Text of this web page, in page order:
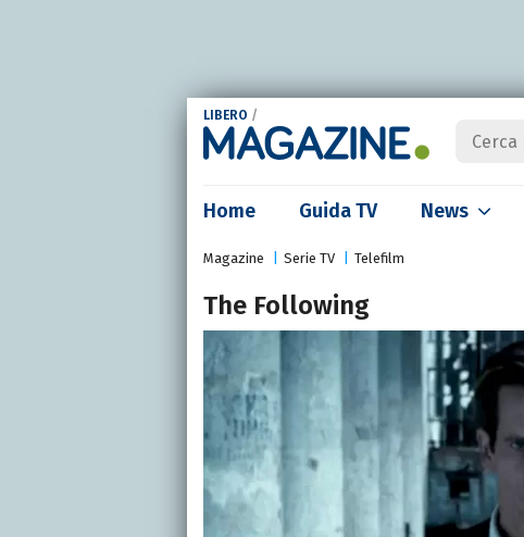
LIBERO /
Home Guida TV News
Magazine Serie TV Telefilm
The Following